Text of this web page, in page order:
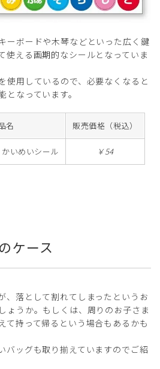
ーボードや木琴などといった広く鍵
使える画期的なシールとなっていま
使用しているので、必要なくなると
なっています。
名 販売価格（税込）
いめいシール ￥54
ケース
、落として割れてしまったというお
ょうか。もしくは、周りのお子さま
て持って帰るという場合もあるかも
バッグも取り揃えていますのでご紹